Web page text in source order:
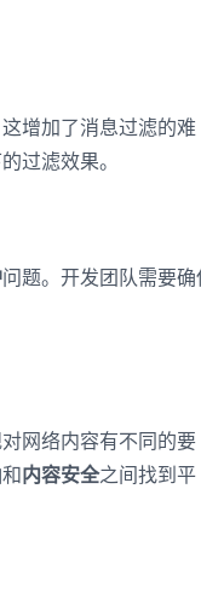
增加了消息过滤的难
过滤效果。
问题。开发团队需要确
网络内容有不同的要
和内容安全之间找到平
云隐私政策